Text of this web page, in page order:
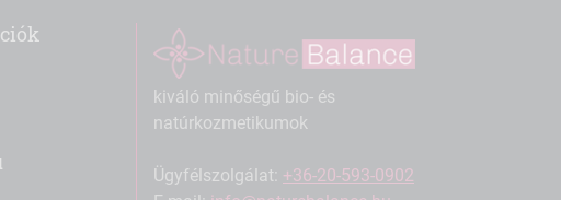
kiváló minőségű bio- és
natúrkozmetikumok
Ügyfélszolgálat: +36-20-593-0902